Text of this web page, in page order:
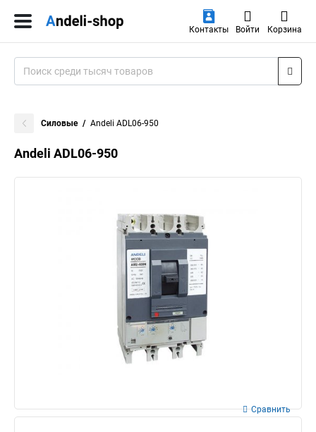
Контакты Войти Корзина
Силовые Andeli ADL06-950
Andeli ADL06-950
Сравнить